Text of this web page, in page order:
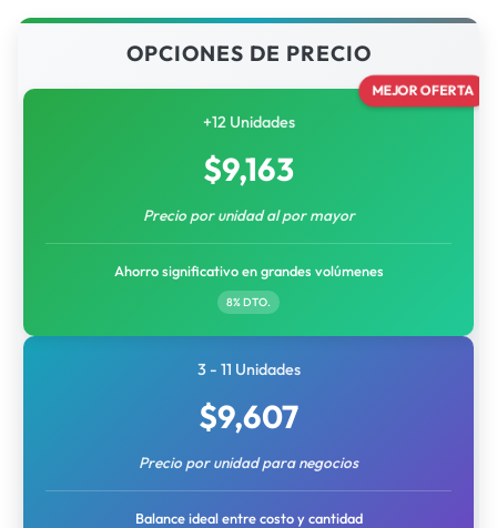
OPCIONES DE PRECIO
MEJOR OFERTA
+12 Unidades
$9,163
Precio por unidad al por mayor
Ahorro significativo en grandes volúmenes
8% DTO.
3 - 11 Unidades
$9,607
Precio por unidad para negocios
Balance ideal entre costo y cantidad